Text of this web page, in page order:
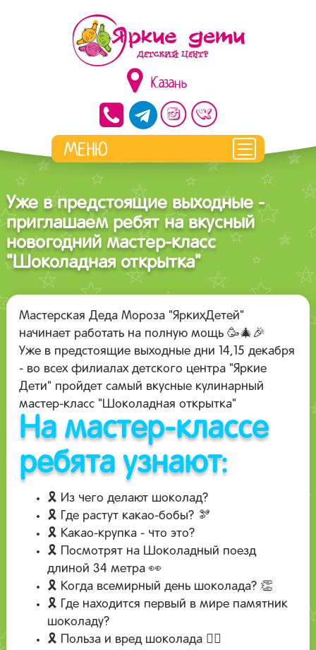
Казань
Уже в предстоящие выходные -
приглашаем ребят на вкусный
новогодний мастер-класс
"Шоколадная открытка"
Мастерская Деда Мороза "ЯркихДетей"
начинает работать на полную мощь 🥳🎄🎉
Уже в предстоящие выходные дни 14,15 декабря
- во всех филиалах детского центра "Яркие
Дети" пройдет самый вкусные кулинарный
мастер-класс "Шоколадная открытка"
На мастер-классе
ребята узнают:
🎗 Из чего делают шоколад?
🎗 Где растут какао-бобы? 🫘
🎗 Какао-крупка - что это?
🎗 Посмотрят на Шоколадный поезд
длиной 34 метра 👀
🎗 Когда всемирный день шоколада? 👏
🎗 Где находится первый в мире памятник
шоколаду?
🎗 Польза и вред шоколада 😵‍💫